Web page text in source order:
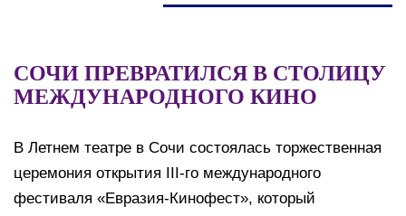
СОЧИ ПРЕВРАТИЛСЯ В СТОЛИЦУ
МЕЖДУНАРОДНОГО КИНО
В Летнем театре в Сочи состоялась торжественная
церемония открытия III-го международного
фестиваля «Евразия-Кинофест», который